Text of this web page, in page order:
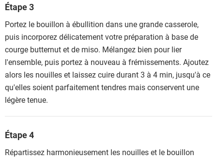
Étape 3
Portez le bouillon à ébullition dans une grande casserole,
puis incorporez délicatement votre préparation à base de
courge butternut et de miso. Mélangez bien pour lier
l'ensemble, puis portez à nouveau à frémissements. Ajoutez
alors les nouilles et laissez cuire durant 3 à 4 min, jusqu'à ce
qu'elles soient parfaitement tendres mais conservent une
légère tenue.
Étape 4
Répartissez harmonieusement les nouilles et le bouillon